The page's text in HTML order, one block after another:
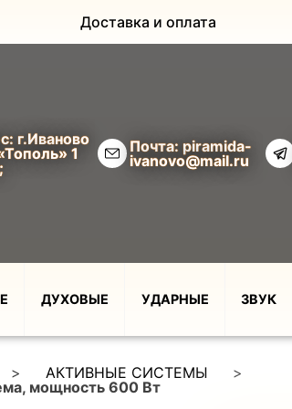
Доставка и оплата
г.Иваново
1
Почта: piramida-
ivanovo@mail.ru
ДУХОВЫЕ УДАРНЫЕ ЗВУК
> АКТИВНЫЕ СИСТЕМЫ
>
мощность 600 Вт